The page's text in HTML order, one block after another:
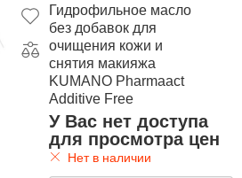
Гидрофильное масло
без добавок для
очищения кожи и
снятия макияжа
KUMANO Pharmaact
Additive Free
Cleansing Oil
У Вас нет доступа
для просмотра цен
Нет в наличии